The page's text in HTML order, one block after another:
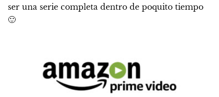
ser una serie completa dentro de poquito tiempo
🙂